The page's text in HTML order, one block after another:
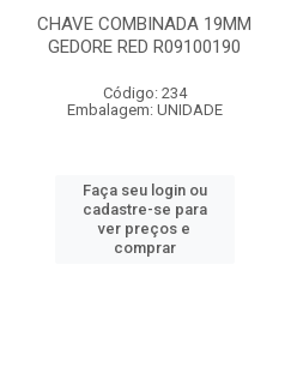
CHAVE COMBINADA 19MM
GEDORE RED R09100190
Código: 234
Embalagem: UNIDADE
Faça seu login ou
cadastre-se para
ver preços e
comprar